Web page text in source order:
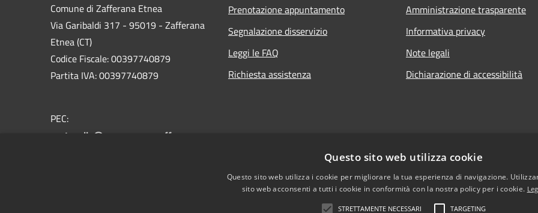
Comune di Zafferana Etnea
Via Garibaldi 317 - 95019 - Zafferana
Etnea (CT)
Codice Fiscale: 00397740879
Partita IVA: 00397740879
PEC:
protocollo@pec.comune.zafferana-
Prenotazione appuntamento
Segnalazione disservizio
Leggi le FAQ
Richiesta assistenza
Amministrazione trasparente
Informativa privacy
Note legali
Dichiarazione di accessibilità
Questo sito web utilizza cookie
Questo sito web utilizza i cookie per migliorare la tua esperienza di navigazione.
sito web acconsenti a tutti i cookie in conformità con la nostra policy per i cookie.
STRETTAMENTE NECESSARI TARGETING